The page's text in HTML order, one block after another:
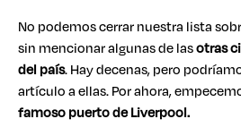
No podemos cerrar nuestra lista
sin mencionar algunas de lasotras
del país. Hay decenas, pero
artículo a ellas. Por ahora,
famoso puerto de Liverpool.